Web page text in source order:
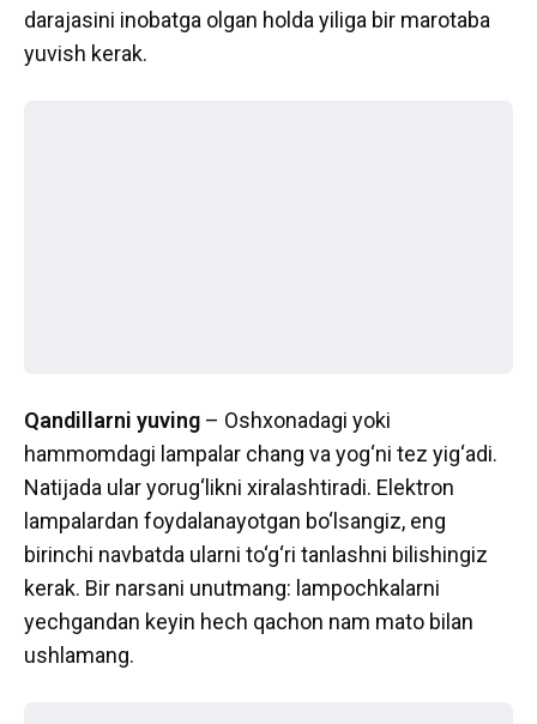
darajasini inobatga olgan holda yiliga bir marotaba
yuvish kerak.
Qandillarni yuving – Oshxonadagi yoki
hammomdagi lampalar chang va yog‘ni tez yig‘adi.
Natijada ular yorug‘likni xiralashtiradi. Elektron
lampalardan foydalanayotgan bo‘lsangiz, eng
birinchi navbatda ularni to‘g‘ri tanlashni bilishingiz
kerak. Bir narsani unutmang: lampochkalarni
yechgandan keyin hech qachon nam mato bilan
ushlamang.